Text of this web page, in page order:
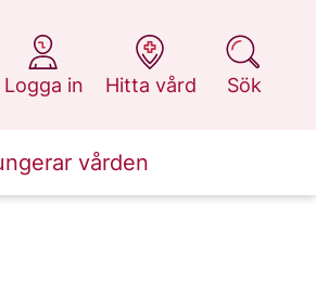
Logga in
på 1177.se
Hitta vård
på 1177.se
Sök
på 1177.se
vården